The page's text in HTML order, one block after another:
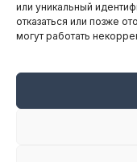
или уникальный
отказаться или позже
могут работать
НАВИГАЦИЯ
Оплата онлайн